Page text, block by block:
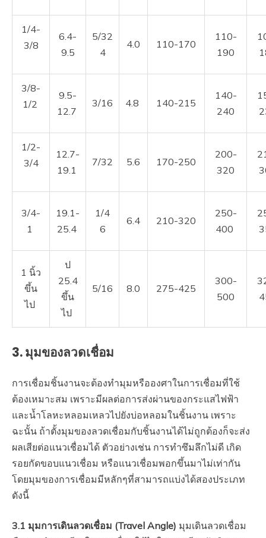
1/4-
3/8
6.4-
9.5
5/32
4
4.0 110-170
110-
190
3/8-
1/2
9.5-
12.7
3/16 4.8 140-215
140-
240
1/2-
3/4
12.7-
19.1
7/32 5.6 170-250
200-
320
3/4-
1
19.1-
25.4
1/4
6
6.4 210-320
250-
400
1 นิ้ว
ขึ้น
ไป
ป
25.4
ขึ้น
ไป
5/16 8.0 275-425
300-
500
3. มุมของลวดเชื่อม
การเชื่อมชิ้นงานจะต้องทำมุมหรือองศาในการเชื่อมที่ใช้
ต้องเหมาะสม เพราะมีผลต่อการส่งผ่านของกระแสไฟฟ้า
และน้ำโลหะหลอมเหลวไปยังบ่อหลอมในชิ้นงาน เพราะ
ฉะนั้น ถ้าตั้งมุมของลวดเชื่อมกับชิ้นงานได้ไม่ถูกต้องก็จะส่ง
ผลเสียต่อแนวเชื่อมได้ ตัวอย่างเช่น การทำซึมลึกไม่ดี เกิด
รอยกัดขอบแนวเชื่อม หรือแนวเชื่อมพอกขึ้นมาไม่เท่ากัน
โดยมุมของการเชื่อมมีหลักๆที่สามารถแบ่งได้สองประเภท
ดังนี้
3.1 มุมการเดินลวดเชื่อม (Travel Angle) มุมเดินลวดเชื่อม